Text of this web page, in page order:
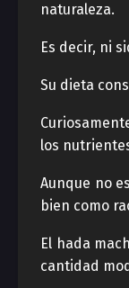
naturaleza.
Es decir, ni
Su dieta
los
Aunque no
bien como
El hada
cantidad